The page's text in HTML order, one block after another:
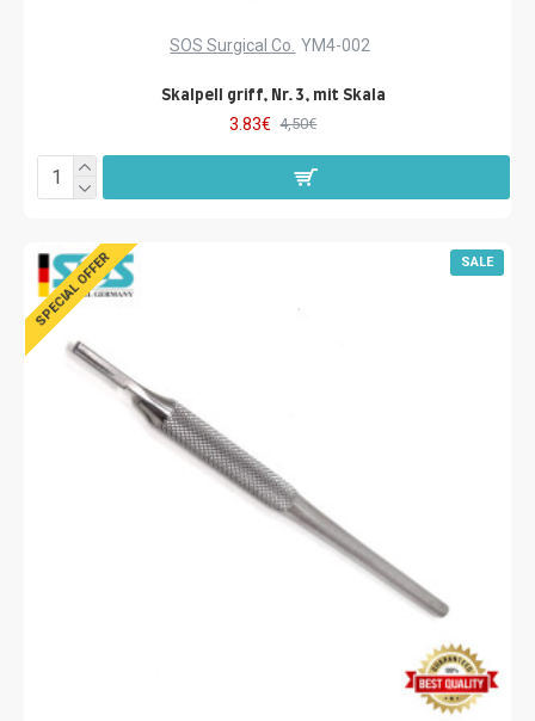
SOS Surgical Co. YM4-002
Skalpell griff, Nr. 3, mit Skala
3.83€ 4,50€
SPECIAL OFFER SALE